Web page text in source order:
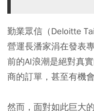
勤業眾信（Deloitte
營運長潘家涓在發表
前的AI浪潮是絕對真
商的訂單，甚至有機
然而，面對如此巨大